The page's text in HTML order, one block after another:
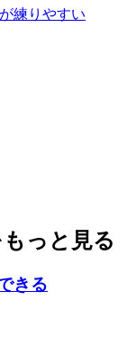
練りやすい
っと見る
きる